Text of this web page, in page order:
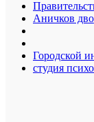
Аничков
Городской
студия